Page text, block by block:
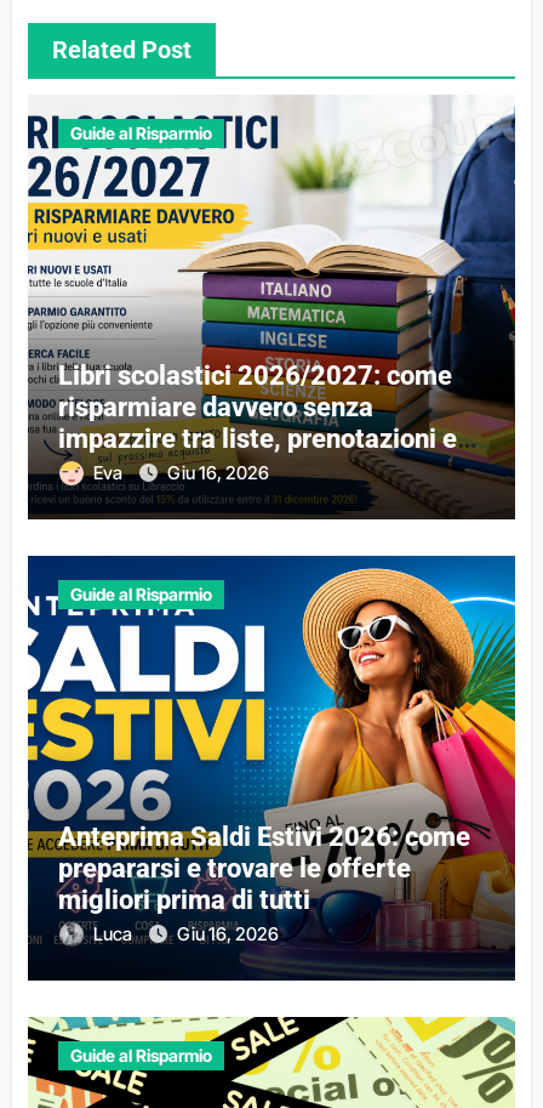
Related Post
Guide al Risparmio
Libri scolastici 2026/2027: come
risparmiare davvero senza
impazzire tra liste, prenotazioni e
libri esauriti
Eva Giu 16, 2026
Guide al Risparmio
Anteprima Saldi Estivi 2026: come
prepararsi e trovare le offerte
migliori prima di tutti
Luca Giu 16, 2026
Guide al Risparmio